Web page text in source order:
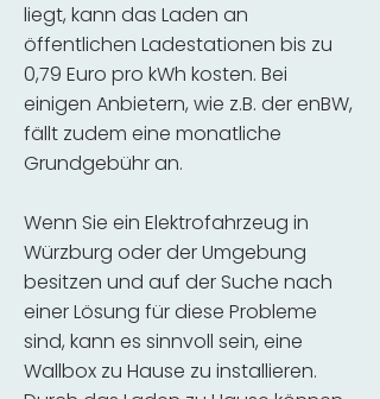
liegt, kann das Laden an
öffentlichen Ladestationen bis zu
0,79 Euro pro kWh kosten. Bei
einigen Anbietern, wie z.B. der enBW,
fällt zudem eine monatliche
Grundgebühr an.
Wenn Sie ein Elektrofahrzeug in
Würzburg oder der Umgebung
besitzen und auf der Suche nach
einer Lösung für diese Probleme
sind, kann es sinnvoll sein, eine
Wallbox zu Hause zu installieren.